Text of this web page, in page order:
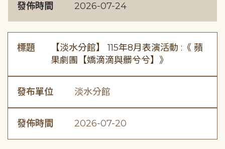
發佈時間 2026-07-24
標題
【淡水分館】 115年8月表演活動 :《 蘋
果劇團【嬌滴滴與髒兮兮】》
發布單位 淡水分館
發佈時間 2026-07-20